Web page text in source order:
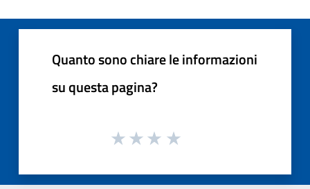
Quanto sono chiare le informazioni
su questa pagina?